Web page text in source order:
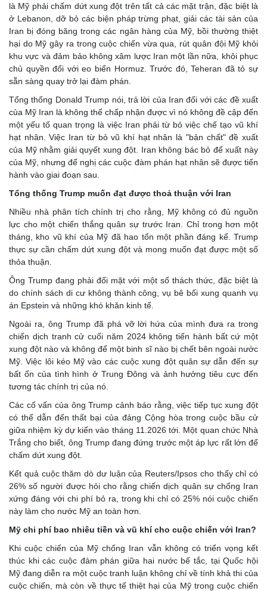
là Mỹ phải chấm dứt xung đột trên tất cả các mặt trận, đặc biệt là
ở Lebanon, dỡ bỏ các biện pháp trừng phạt, giải các tài sản của
Iran bị đóng băng trong các ngân hàng của Mỹ, bồi thường thiệt
hại do Mỹ gây ra trong cuộc chiến vừa qua, rút quân đội Mỹ khỏi
khu vực và đảm bảo không xâm lược Iran một lần nữa, khôi phục
chủ quyền đối với eo biển Hormuz. Trước đó, Teheran đã tỏ sự
sẵn sàng quay trở lại đàm phán.
Tổng thống Donald Trump nói, trả lời của Iran đối với các đề xuất
của Mỹ Iran là không thể chấp nhận được vì nó không đề cập đến
một yếu tố quan trọng là việc Iran phải từ bỏ việc chế tạo vũ khí
hạt nhân. Việc Iran từ bỏ vũ khí hạt nhân là "bản chất" đề xuất
của Mỹ nhằm giải quyết xung đột. Iran không bác bỏ để xuất này
của Mỹ, nhưng để nghị các cuộc đàm phán hạt nhân sẽ được tiến
hành vào giai đoạn sau.
Tổng thống Trump muốn đạt được thoả thuận với Iran
Nhiều nhà phân tích chính trị cho rằng, Mỹ không có đủ nguồn
lực cho một chiến thắng quân sự trước Iran. Chỉ trong hơn một
tháng, kho vũ khí của Mỹ đã hao tổn một phần đáng kể. Trump
thực sự cần chấm dứt xung đột và mong muốn đạt được một số
thỏa thuận.
Ông Trump đang phải đối mặt với một số thách thức, đặc biệt là
do chính sách di cư không thành công, vụ bê bối xung quanh vụ
án Epstein và những khó khăn kinh tế.
Ngoài ra, ông Trump đã phá vỡ lời hứa của mình đưa ra trong
chiến dịch tranh cử cuối năm 2024 không tiến hành bất cứ một
xung đột nào và không để một binh sĩ nào bị chết bên ngoài nước
Mỹ. Việc lôi kéo Mỹ vào các cuộc xung đột quân sự dẫn đến sự
bất ổn của tình hình ở Trung Đông và ảnh hưởng tiêu cực đến
tương tác chính trị của nó.
Các cố vấn của ông Trump cảnh báo rằng, việc tiếp tục xung đột
có thể dẫn đến thất bại của đảng Cộng hòa trong cuộc bầu cử
giữa nhiệm kỳ dự kiến vào tháng 11.2026 tới. Một quan chức Nhà
Trắng cho biết, ông Trump đang đứng trước một áp lực rất lớn để
chấm dứt xung đột.
Kết quả cuộc thăm dò dư luận của Reuters/Ipsos cho thấy chỉ có
26% số người được hỏi cho rằng chiến dịch quân sự chống Iran
xứng đáng với chi phí bỏ ra, trong khi chỉ có 25% nói cuộc chiến
này làm cho nước Mỹ an toàn hơn.
Mỹ chi phí bao nhiêu tiền và vũ khí cho cuộc chiến với Iran?
Khi cuộc chiến của Mỹ chống Iran vẫn không có triển vọng kết
thúc khi các cuộc đàm phán giữa hai nước bế tắc, tại Quốc hội
Mỹ đang diễn ra một cuộc tranh luận không chỉ về tính khả thi của
cuộc chiến, mà còn về thực tế thiệt hại của Mỹ trong cuộc chiến